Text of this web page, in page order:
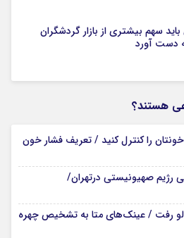
سهم بیشتری از بازار گردشگران
دست آورد
هستند؟
خونتان را کنترل کنید / تعریف فشار خون
رژیم صهیونیستی درتهران/
لو رفت / عینک‌های متا به تشخیص چهره